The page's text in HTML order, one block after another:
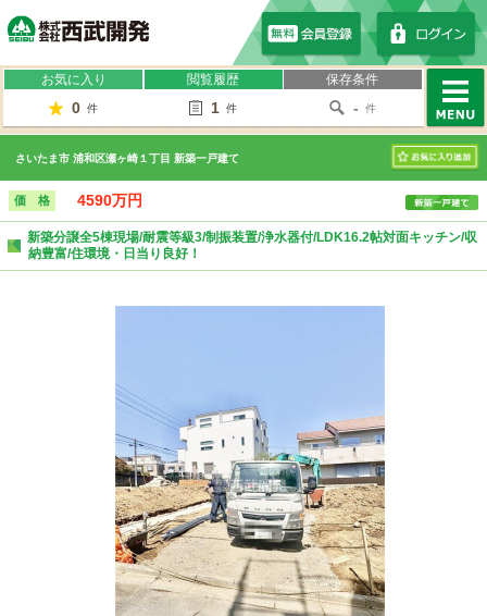
お気に入り
0 件
閲覧履歴
1 件
保存条件
- 件
MENU
さいたま市 浦和区瀬ヶ崎１丁目 新築一戸建て
お気に入り
価 格 4590万円
新築分譲全5棟現場/耐震等級3/制振装置/浄水器付/LDK16.2帖対面キッチン/収
納豊富/住環境・日当り良好！